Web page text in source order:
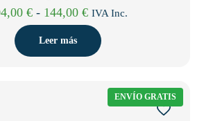
de 5
€ - 144,00 €Rango
de
precios:
desde
144,00 €
IVA Inc.
Leer más
ENVÍO GRATIS